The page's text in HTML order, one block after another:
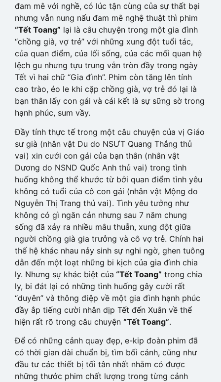
đam mê với nghề, có lúc tận cùng của sự thất bại
nhưng vẫn nung nấu đam mê nghệ thuật thì phim
“Tết Toang” lại là câu chuyện trong một gia đình
“chồng già, vợ trẻ” với những xung đột tuổi tác,
của quan điểm, của lối sống, của các mối quan hệ
lệch gu nhưng tựu trung vẫn tròn đầy trong ngày
Tết vì hai chữ “Gia đình”. Phim còn tăng lên tính
cao trào, éo le khi cặp chồng già, vợ trẻ đó lại là
bạn thân lấy con gái và cái kết là sự sững sờ trong
hạnh phúc, sum vầy.
Đầy tính thực tế trong một câu chuyện của vị Giáo
sư già (nhân vật Du do NSƯT Quang Thắng thủ
vai) xin cưới con gái của bạn thân (nhân vật
Dương do NSND Quốc Anh thủ vai) trong tình
huống không thể khước từ bởi quan điểm tình yêu
không có tuổi của cô con gái (nhân vật Mộng do
Nguyễn Thị Trang thủ vai). Tình yêu tưởng như
không có gì ngăn cản nhưng sau 7 năm chung
sống đã xảy ra nhiều mâu thuẫn, xung đột giữa
người chồng già gia trưởng và cô vợ trẻ. Chính hai
thế hệ khác nhau nảy sinh sự nghi ngờ, ghen tuông
dẫn đến một loạt những bi kịch của gia đình chia
ly. Nhưng sự khác biệt của “Tết Toang” trong chia
ly, bi đát lại có những tình huống gây cười rất
“duyên” và thông điệp về một gia đình hạnh phúc
đầy ắp tiếng cười nhân dịp Tết đến Xuân về thể
hiện rất rõ trong câu chuyện “Tết Toang”.
Để có những cảnh quay đẹp, e-kip đoàn phim đã
có thời gian dài chuẩn bị, tìm bối cảnh, cũng như
đầu tư các thiết bị tối tân nhất nhằm có được
những thước phim chất lượng trong từng cảnh